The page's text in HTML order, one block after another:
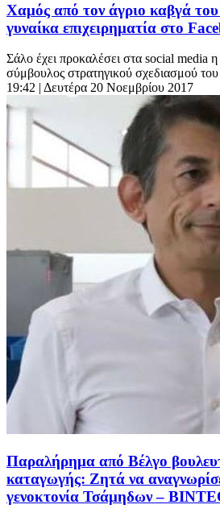
Χαμός από τον άγριο καβγά
γυναίκα επιχειρηματία στο
Σάλο έχει προκαλέσει στα social media
σύμβουλος στρατηγικού σχεδιασμού
19:42 | Δευτέρα 20 Νοεμβρίου 2017
Παραλήρημα από Βέλγο
καταγωγής: Ζητά να
γενοκτονία Τσάμηδων –